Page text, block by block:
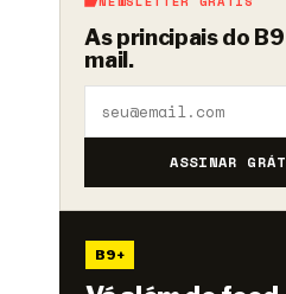
As principais do B9
mail.
ASSINAR
B9+